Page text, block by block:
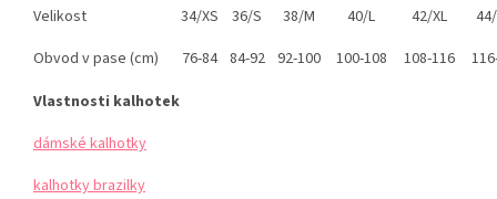
Velikost 34/XS 36/S 38/M 40/L 42/XL
Obvod v pase (cm)
76-84 84-92 92-100 100-108 108-116
Vlastnosti kalhotek
dámské kalhotky
kalhotky brazilky